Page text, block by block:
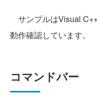
サンプルはVisual
動作確認しています。
コマンドバー